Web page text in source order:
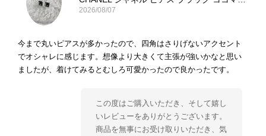
2026/08/07
今まで丸いピアスが多かったので、四角はさりげないアクセント
でオシャレに感じます。想像より大きくて主張が強いかなと思い
ましたが、着けてみるとむしろ可愛かったので良かったです。
この度はご購入いただき、そして嬉し
いレビューをありがとうございます。
商品を無事にお受け取りいただき、気